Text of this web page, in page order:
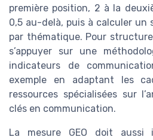
première position, 2 à la
0,5 au-delà, puis à calculer un
par thématique. Pour
s’appuyer sur une
indicateurs de
exemple en adaptant les
ressources spécialisées sur
clés en communication.
La mesure GEO doit